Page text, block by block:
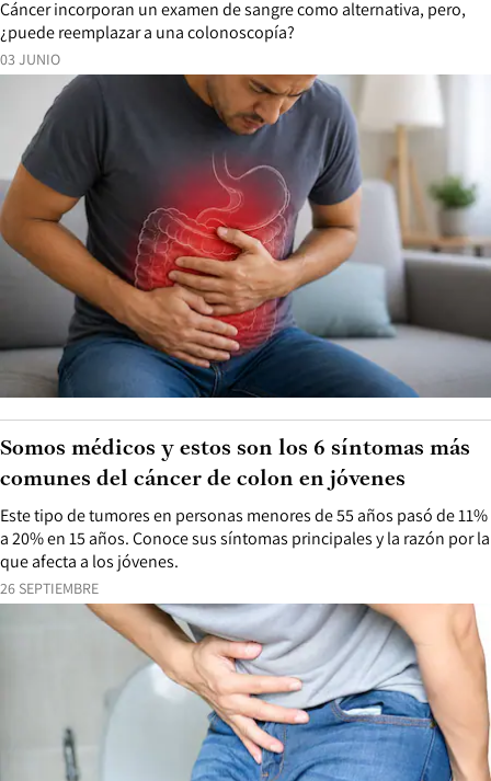
03 JUNIO
Cáncer incorporan un examen de sangre como alternativa, pero,
¿puede reemplazar a una colonoscopía?
26 SEPTIEMBRE
Este tipo de tumores en personas menores de 55 años pasó de 11%
a 20% en 15 años. Conoce sus síntomas principales y la razón por la
que afecta a los jóvenes.
Somos médicos y estos son los 6 síntomas más
comunes del cáncer de colon en jóvenes